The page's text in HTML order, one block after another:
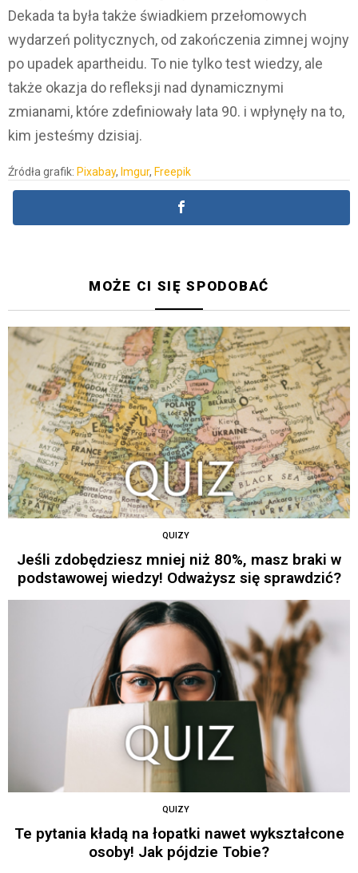
Dekada ta była także świadkiem przełomowych
wydarzeń politycznych, od zakończenia zimnej wojny
po upadek apartheidu. To nie tylko test wiedzy, ale
także okazja do refleksji nad dynamicznymi
zmianami, które zdefiniowały lata 90. i wpłynęły na to,
kim jesteśmy dzisiaj.
Źródła grafik: Pixabay, Imgur, Freepik
MOŻE CI SIĘ SPODOBAĆ
QUIZY
Jeśli zdobędziesz mniej niż 80%, masz braki w
podstawowej wiedzy! Odważysz się sprawdzić?
QUIZY
Te pytania kładą na łopatki nawet wykształcone
osoby! Jak pójdzie Tobie?